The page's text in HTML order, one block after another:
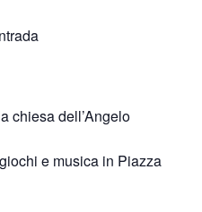
chiesa dell’Angelo
e musica in Piazza